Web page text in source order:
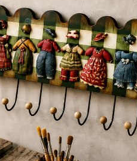
NEW SERİ XL
25x35cm